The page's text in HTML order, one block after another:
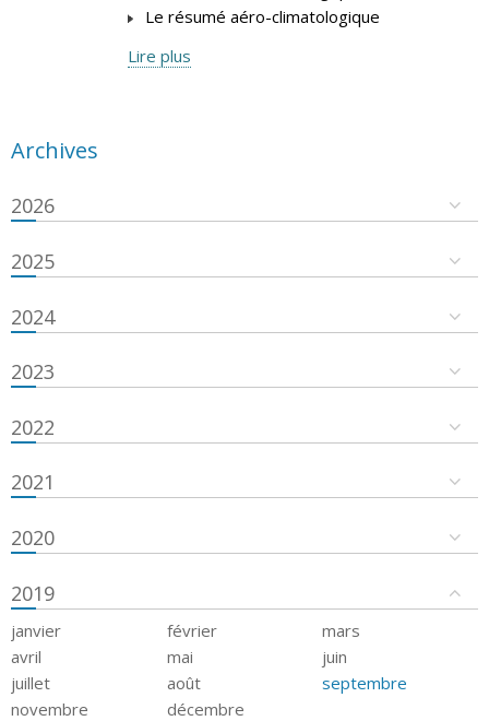
Le résumé aéro-climatologique
Lire plus
Archives
2026
2025
2024
2023
2022
2021
2020
2019
janvier février
mars
avril
mai
juin
juillet
août
septembre
novembre
décembre